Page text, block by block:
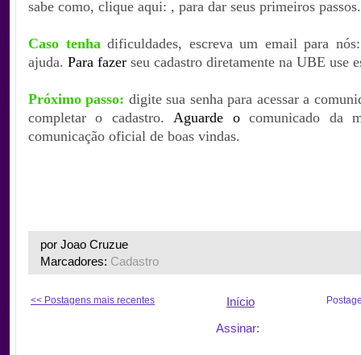
sabe como, clique aqui: , para dar seus primeiros passos.
Caso tenhadificuldades, escreva um email para nós:
ajuda. Para fazer seu cadastro diretamente na UBE use
Próximo passo: digite sua senha para acessar a
completar o cadastro.
Aguarde ocomunicado da
comunicação oficial de boas vindas.
por Joao Cruzue
Marcadores: Cadastro
<< Postagens mais recentes
Início
Assinar: